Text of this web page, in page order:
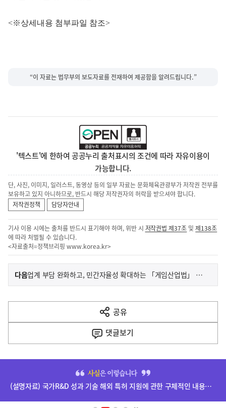
<※상세내용 첨부파일 참조>
“이 자료는 법무부의 보도자료를 전재하여 제공함을 알려드립니다.”
'텍스트'에 한하여 공공누리 출처표시의 조건에 따라 자유이용이
가능합니다.
단, 사진, 이미지, 일러스트, 동영상 등의 일부 자료는 문화체육관광부가 저작권 전부를
보유하고 있지 아니하므로, 반드시 해당 저작권자의 허락을 받으셔야 합니다.
저작권정책
담당자안내
기사 이용 시에는 출처를 반드시 표기해야 하며, 위반 시 저작권법 제37조 및제138조
에 따라 처벌될 수 있습니다.
<자료출처=정책브리핑 www.korea.kr>
이
전
다
음
다음기
업계 부담 완화하고, 민간자율성 확대하는 「게임산업법」 개정안 국회 본회의 통과
공유
열
기
댓글보기
(설명자료) 국가R&D 성과 기술 해외 특허 지원에 관한 구체적인 내용은 확정되지 않았습니다.